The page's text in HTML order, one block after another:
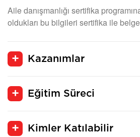
Aile danışmanlığı sertifika
oldukları bu bilgileri sertifika ile
Kazanımlar
Eğitim Süreci
Kimler Katılabilir